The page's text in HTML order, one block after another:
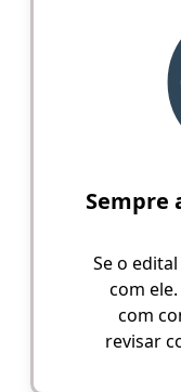
Sempre
Se o
com
com
revisar